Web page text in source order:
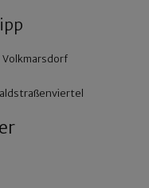
Volkmarsdorf